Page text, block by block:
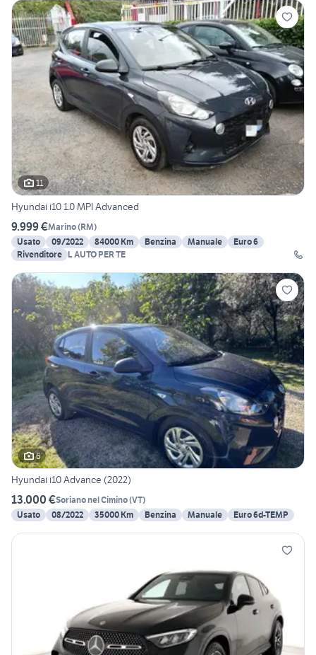
11
Hyundai i10 1.0 MPI Advanced
9.999 €Marino(RM)
Usato
09/2022 84000 Km Benzina Manuale
Euro 6
Rivenditore L AUTO PER TE
6
Hyundai i10 Advance (2022)
13.000 €Soriano nel Cimino(VT)
Usato
08/2022 35000 Km Benzina Manuale Euro 6d-TEMP